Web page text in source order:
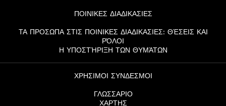
ΠΟΙΝΙΚΕΣ ΔΙΑΔΙΚΑΣΙΕΣ
ΤΑ ΠΡΟΣΩΠΑ ΣΤΙΣ ΠΟΙΝΙΚΕΣ ΔΙΑΔΙΚΑΣΙΕΣ: ΘΈΣΕΙΣ ΚΑΙ
ΡΌΛΟΙ
Η ΥΠΟΣΤΉΡΙΞΗ ΤΩΝ ΘΥΜΆΤΩΝ
ΧΡΗΣΙΜΟΙ ΣΥΝΔΕΣΜΟΙ
ΓΛΩΣΣΑΡΙΟ
ΧΑΡΤΗΣ